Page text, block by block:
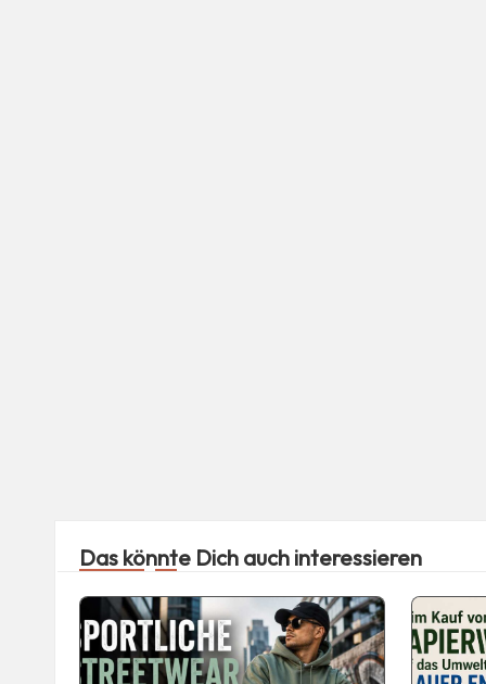
Das könnte Dich auch interessieren